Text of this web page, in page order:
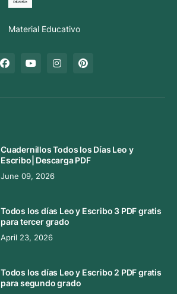
Material Educativo
Cuadernillos Todos los Días Leo y
Escribo| Descarga PDF
June 09, 2026
Todos los días Leo y Escribo 3 PDF gratis
para tercer grado
April 23, 2026
Todos los días Leo y Escribo 2 PDF gratis
para segundo grado